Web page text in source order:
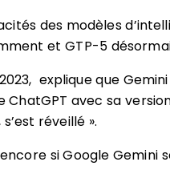
des modèles
et GTP-5
explique que Gemini
avec sa
réveillé ».
si Google Gemini